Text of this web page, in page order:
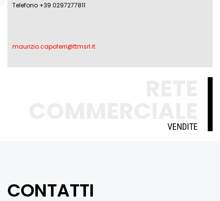
Telefono +39 0297277811
maurizio.capoferri@ttmsrl.it
VENDITE
CONTATTI